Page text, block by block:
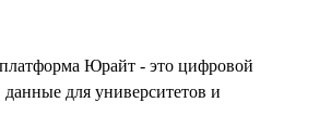
платформа Юрайт - это цифровой
данные для университетов и